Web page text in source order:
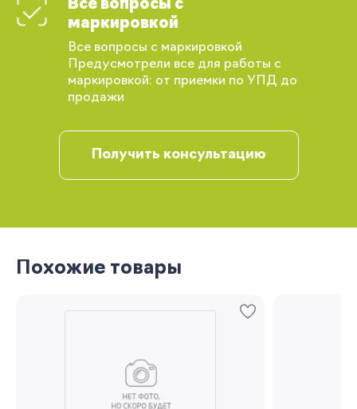
Все вопросы с
маркировкой
Все вопросы с маркировкой
Предусмотрели все для работы с
маркировкой: от приемки по УПД до
продажи
Получить консультацию
Похожие товары
Вы сможете отслеживать статус своих
заказов и получать индивидуальные
рекомендации
Регистрация